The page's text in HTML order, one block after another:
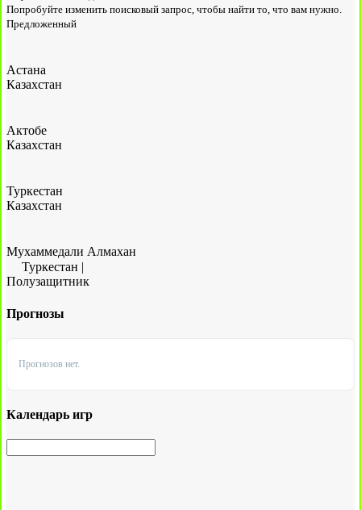
Попробуйте изменить поисковый запрос, чтобы найти то, что вам нужно.
Предложенный
Астана
Казахстан
Актобе
Казахстан
Туркестан
Казахстан
Мухаммедали Алмахан
Туркестан |
Полузащитник
Прогнозы
Прогнозов нет.
Календарь игр